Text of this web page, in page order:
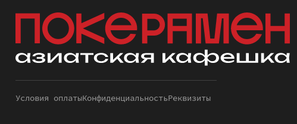
Условия оплатыКонфиденциальностьРеквизиты